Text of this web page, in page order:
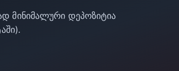
მინიმალური დეპოზიტია